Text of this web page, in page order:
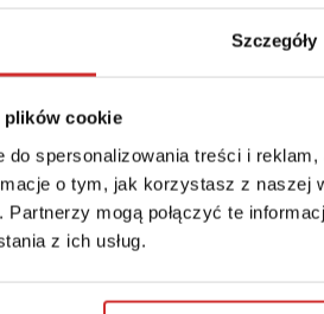
Szczegóły
plików cookie
spersonalizowania treści i
o tym, jak korzystasz z naszej
mogą połączyć te
z ich usług.
pierwsze i drugie bazują na
doza subiektywności. Jak zorganizować
Pomorski przyznał, że Komisja ma
podjęto staranne przygotowania.
KEN dostrzec potencjalne słabości i
zespół ds. kryterium trzeciego, który
dla ekspertów. Ponadto po
i szkoleniową dla uczelni,
słuchaczom, że najważniejszy jest